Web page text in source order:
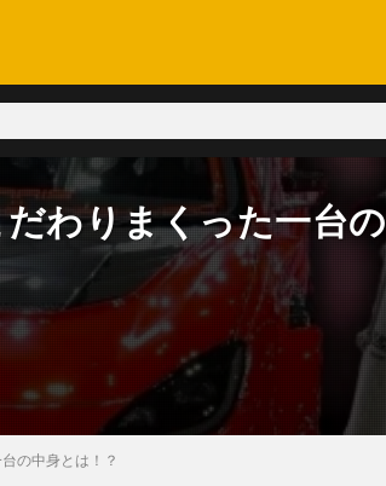
わりまくった一台の
の中身とは！？